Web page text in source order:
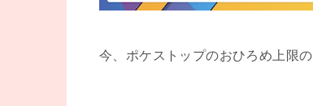
今、ポケストップのおひろめ上限の